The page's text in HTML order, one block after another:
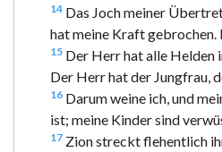
14 Das Joch meiner
hat meine Kraft gebrochen.
15 Der Herr hat alle Helden
Der Herr hat der Jungfrau,
16 Darum weine ich, und
ist; meine Kinder sind
17 Zion streckt flehentlich